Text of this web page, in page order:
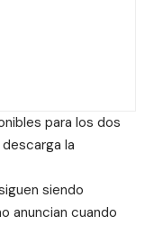
para los dos
la
siendo
anuncian cuando